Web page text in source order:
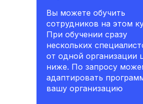
Вы можете обучить
сотрудников на этом
При обучении сразу
нескольких
от одной организации
ниже. По запросу
адаптировать
вашу организацию